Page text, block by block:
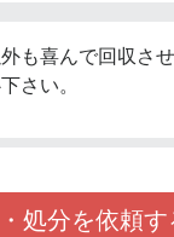
も喜んで回収さ
さい。
処分を依頼す